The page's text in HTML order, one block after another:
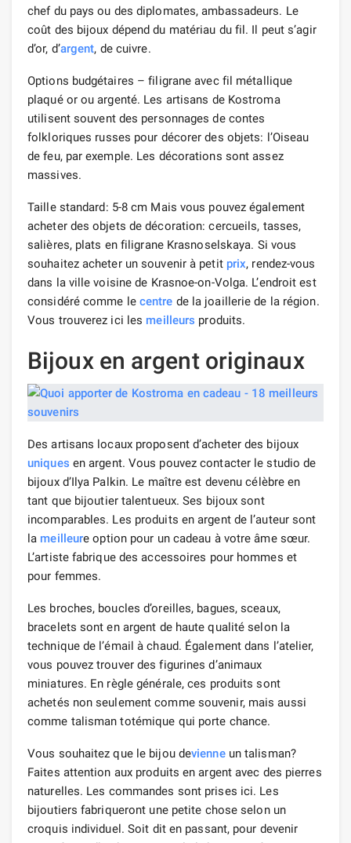
chef du pays ou des diplomates, ambassadeurs. Le
coût des bijoux dépend du matériau du fil. Il peut s’agir
d’or, d’argent, de cuivre.
Options budgétaires – filigrane avec fil métallique
plaqué or ou argenté. Les artisans de Kostroma
utilisent souvent des personnages de contes
folkloriques russes pour décorer des objets: l’Oiseau
de feu, par exemple. Les décorations sont assez
massives.
Taille standard: 5-8 cm Mais vous pouvez également
acheter des objets de décoration: cercueils, tasses,
salières, plats en filigrane Krasnoselskaya. Si vous
souhaitez acheter un souvenir à petit prix, rendez-vous
dans la ville voisine de Krasnoe-on-Volga. L’endroit est
considéré comme le centre de la joaillerie de la région.
Vous trouverez ici les meilleurs produits.
Bijoux en argent originaux
Des artisans locaux proposent d’acheter des bijoux
uniques en argent. Vous pouvez contacter le studio de
bijoux d’Ilya Palkin. Le maître est devenu célèbre en
tant que bijoutier talentueux. Ses bijoux sont
incomparables. Les produits en argent de l’auteur sont
la meilleure option pour un cadeau à votre âme sœur.
L’artiste fabrique des accessoires pour hommes et
pour femmes.
Les broches, boucles d’oreilles, bagues, sceaux,
bracelets sont en argent de haute qualité selon la
technique de l’émail à chaud. Également dans l’atelier,
vous pouvez trouver des figurines d’animaux
miniatures. En règle générale, ces produits sont
achetés non seulement comme souvenir, mais aussi
comme talisman totémique qui porte chance.
Vous souhaitez que le bijou devienneun talisman?
Faites attention aux produits en argent avec des pierres
naturelles. Les commandes sont prises ici. Les
bijoutiers fabriqueront une petite chose selon un
croquis individuel. Soit dit en passant, pour devenir